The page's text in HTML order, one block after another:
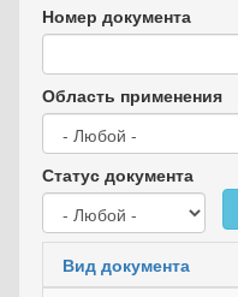
Номер документа
Область применения
Статус документа
Вид документа